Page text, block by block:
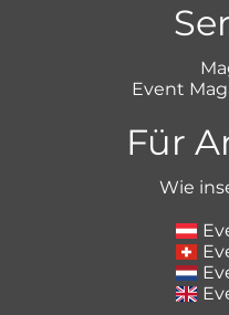
Event
Für
Wie